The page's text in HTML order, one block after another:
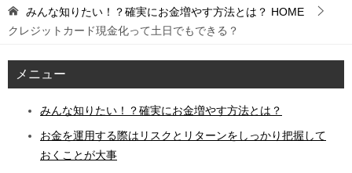
みんな知りたい！？確実にお金増やす方法とは？ HOME
クレジットカード現金化って土日でもできる？
メニュー
みんな知りたい！？確実にお金増やす方法とは？
お金を運用する際はリスクとリターンをしっかり把握して
おくことが大事